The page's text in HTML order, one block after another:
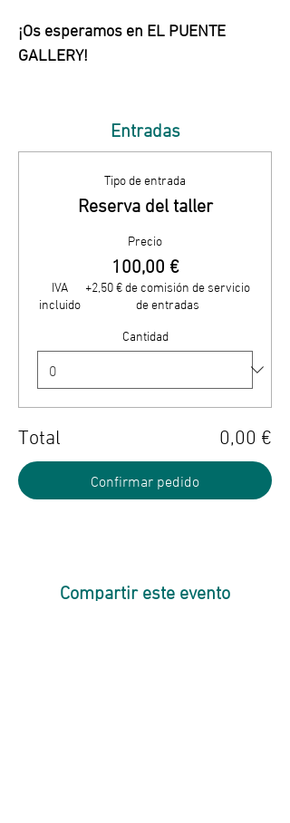
¡Os esperamos en EL PUENTE
GALLERY!
Entradas
Tipo de entrada
Reserva del taller
Precio
100,00 €
IVA
incluido
+2,50 € de comisión de servicio
de entradas
Cantidad
Total 0,00 €
Confirmar pedido
Compartir este evento